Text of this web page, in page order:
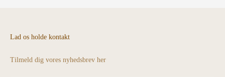
Lad os holde kontakt
Tilmeld dig vores nyhedsbrev her